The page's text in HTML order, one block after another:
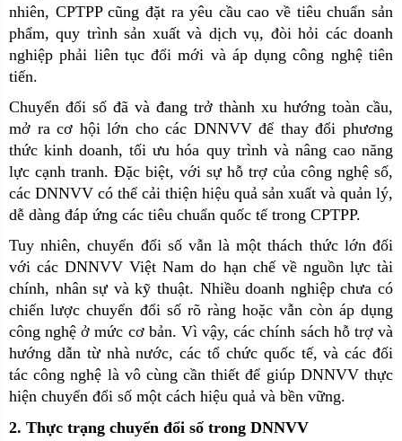
nhiên, CPTPP cũng đặt ra yêu cầu cao về tiêu chuẩn sản
phẩm, quy trình sản xuất và dịch vụ, đòi hỏi các doanh
nghiệp phải liên tục đổi mới và áp dụng công nghệ tiên
tiến.
Chuyển đổi số đã và đang trở thành xu hướng toàn cầu,
mở ra cơ hội lớn cho các DNNVV để thay đổi phương
thức kinh doanh, tối ưu hóa quy trình và nâng cao năng
lực cạnh tranh. Đặc biệt, với sự hỗ trợ của công nghệ số,
các DNNVV có thể cải thiện hiệu quả sản xuất và quản lý,
dễ dàng đáp ứng các tiêu chuẩn quốc tế trong CPTPP.
Tuy nhiên, chuyển đổi số vẫn là một thách thức lớn đối
với các DNNVV Việt Nam do hạn chế về nguồn lực tài
chính, nhân sự và kỹ thuật. Nhiều doanh nghiệp chưa có
chiến lược chuyển đổi số rõ ràng hoặc vẫn còn áp dụng
công nghệ ở mức cơ bản. Vì vậy, các chính sách hỗ trợ và
hướng dẫn từ nhà nước, các tổ chức quốc tế, và các đối
tác công nghệ là vô cùng cần thiết để giúp DNNVV thực
hiện chuyển đổi số một cách hiệu quả và bền vững.
2. Thực trạng chuyển đổi số trong DNNVV